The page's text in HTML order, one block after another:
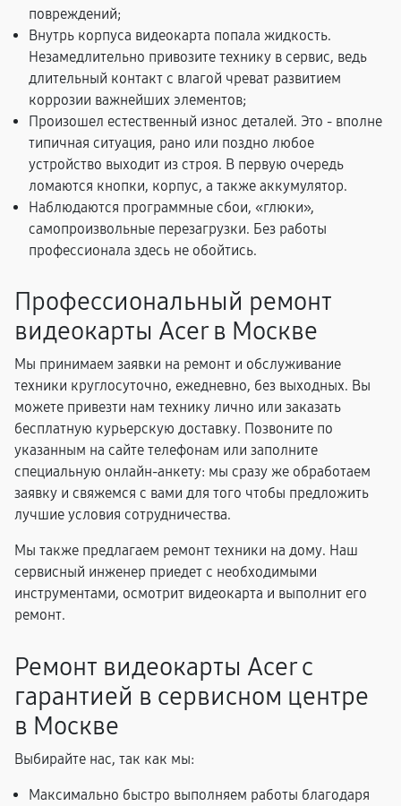
повреждений;
Внутрь корпуса видеокарта попала жидкость.
Незамедлительно привозите технику в сервис, ведь
длительный контакт с влагой чреват развитием
коррозии важнейших элементов;
Произошел естественный износ деталей. Это - вполне
типичная ситуация, рано или поздно любое
устройство выходит из строя. В первую очередь
ломаются кнопки, корпус, а также аккумулятор.
Наблюдаются программные сбои, «глюки»,
самопроизвольные перезагрузки. Без работы
профессионала здесь не обойтись.
Профессиональный ремонт
видеокарты Acer в Москве
Мы принимаем заявки на ремонт и обслуживание
техники круглосуточно, ежедневно, без выходных. Вы
можете привезти нам технику лично или заказать
бесплатную курьерскую доставку. Позвоните по
указанным на сайте телефонам или заполните
специальную онлайн-анкету: мы сразу же обработаем
заявку и свяжемся с вами для того чтобы предложить
лучшие условия сотрудничества.
Мы также предлагаем ремонт техники на дому. Наш
сервисный инженер приедет с необходимыми
инструментами, осмотрит видеокарта и выполнит его
ремонт.
Ремонт видеокарты Acer с
гарантией в сервисном центре
в Москве
Выбирайте нас, так как мы:
Максимально быстро выполняем работы благодаря